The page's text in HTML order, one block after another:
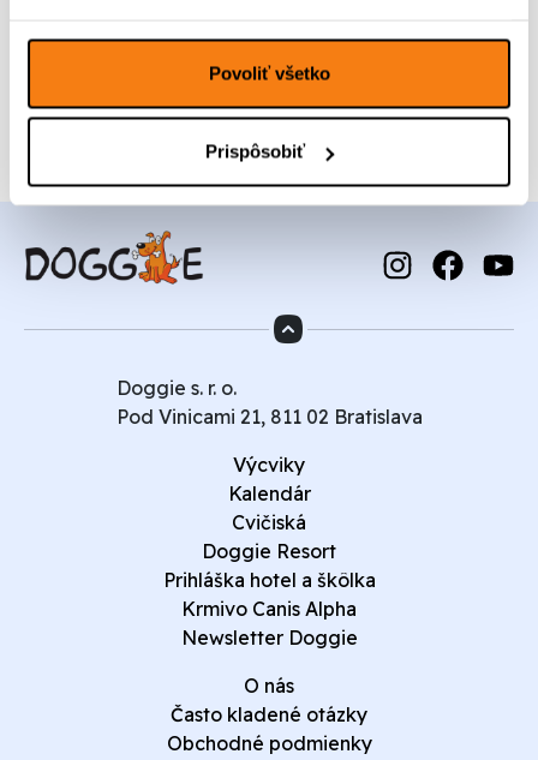
Povoliť všetko
Prispôsobiť
Pridať do kalendára
Doggie s. r. o.
Pod Vinicami 21, 811 02 Bratislava
Výcviky
Kalendár
Cvičiská
Doggie Resort
Prihláška hotel a škôlka
Krmivo Canis Alpha
Newsletter Doggie
O nás
Často kladené otázky
Obchodné podmienky